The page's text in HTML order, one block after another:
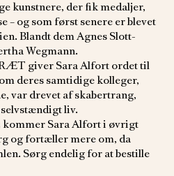
kunstnere, der fik medaljer,
– og som først senere er blevet
Blandt dem Agnes Slott-
Wegmann.
giver Sara Alfort ordet til
deres samtidige kolleger,
var drevet af skabertrang,
liv.
kommer Sara Alfort i øvrigt
og fortæller mere om, da
Sørg endelig for at bestille